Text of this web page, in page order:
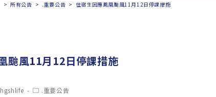
> 所有公告 > .重要公告 > 住宿生因應鳳凰颱風11月12日停課措施
颱風11月12日停課措施
Post.重要公告